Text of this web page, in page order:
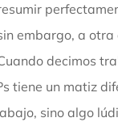
embargo, a
decimos
tiene un matiz
sino algo